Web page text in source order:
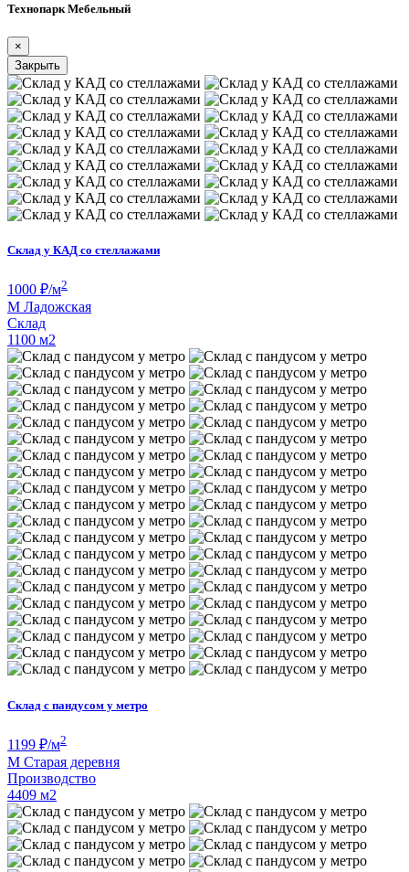
Технопарк Мебельный
×
Закрыть
Склад у КАД со стеллажами
1000 ₽/м2
М Ладожская
Склад
1100 м2
Склад с пандусом у метро
1199 ₽/м2
М Старая деревня
Производство
4409 м2